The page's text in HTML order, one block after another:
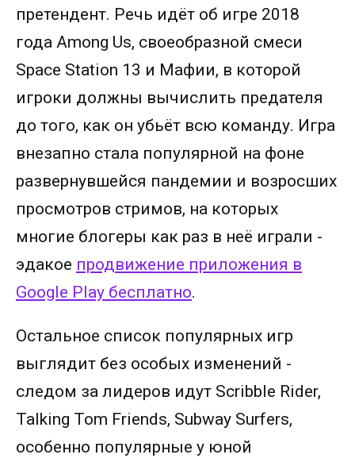
претендент. Речь идёт об игре 2018
года Among Us, своеобразной смеси
Space Station 13 и Мафии, в которой
игроки должны вычислить предателя
до того, как он убьёт всю команду. Игра
внезапно стала популярной на фоне
развернувшейся пандемии и возросших
просмотров стримов, на которых
многие блогеры как раз в неё играли -
эдакое продвижение приложения в
Google Play бесплатно.
Остальное список популярных игр
выглядит без особых изменений -
следом за лидеров идут Scribble Rider,
Talking Tom Friends, Subway Surfers,
особенно популярные у юной